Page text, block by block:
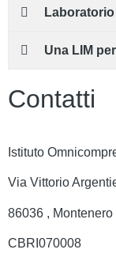
Una LIM
Contatti
Istituto
Via Vittorio
86036 ,
CBRI070008